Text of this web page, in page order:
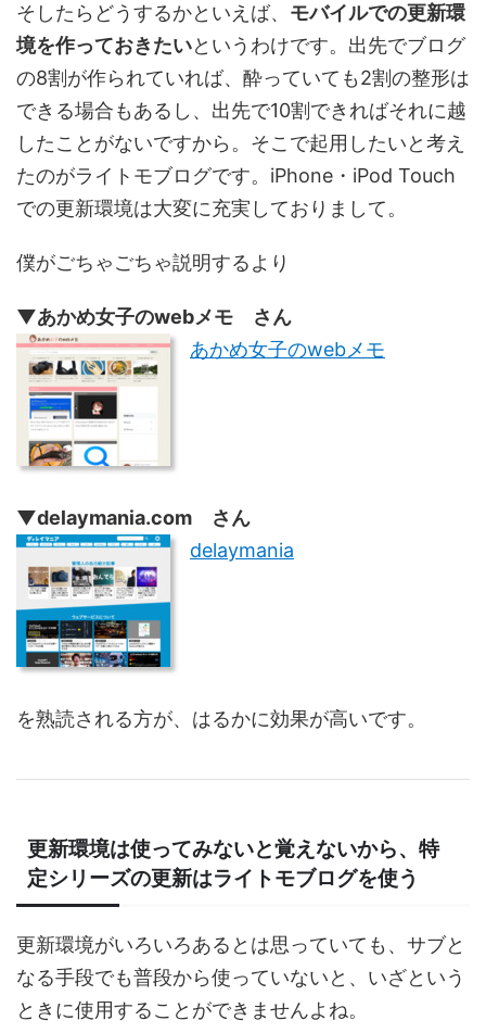
そしたらどうするかといえば、 モバイルでの更新環
境を作っておきたいというわけです。出先でブログ
の8割が作られていれば、酔っていても2割の整形は
できる場合もあるし、出先で10割できればそれに越
したことがないですから。そこで起用したいと考え
たのがライトモブログです。iPhone・iPod Touch
での更新環境は大変に充実しておりまして。
僕がごちゃごちゃ説明するより
▼あかめ女子のwebメモ さん
あかめ女子のwebメモ
▼delaymania.com さん
delaymania
を熟読される方が、はるかに効果が高いです。
更新環境は使ってみないと覚えないから、特
定シリーズの更新はライトモブログを使う
更新環境がいろいろあるとは思っていても、サブと
なる手段でも普段から使っていないと、いざという
ときに使用することができませんよね。